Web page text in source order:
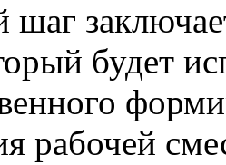
будет
рабочей